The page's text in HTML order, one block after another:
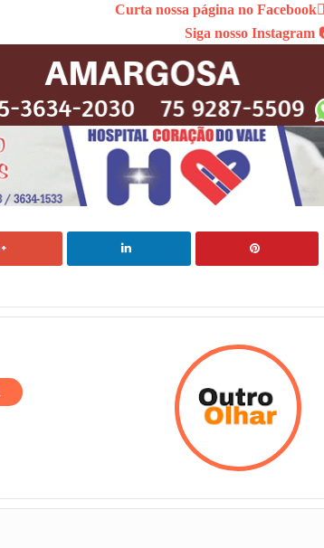
Curta nossa página no
Siga nosso Instagram